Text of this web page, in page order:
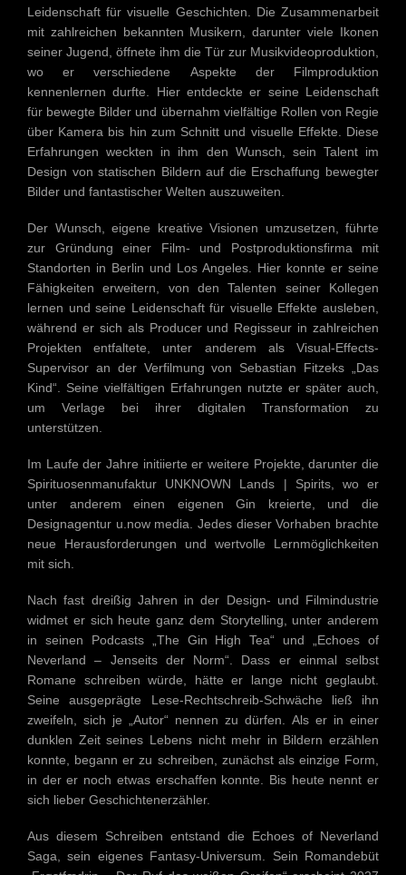
Leidenschaft für visuelle Geschichten. Die Zusammenarbeit
mit zahlreichen bekannten Musikern, darunter viele Ikonen
seiner Jugend, öffnete ihm die Tür zur Musikvideoproduktion,
wo er verschiedene Aspekte der Filmproduktion
kennenlernen durfte. Hier entdeckte er seine Leidenschaft
für bewegte Bilder und übernahm vielfältige Rollen von Regie
über Kamera bis hin zum Schnitt und visuelle Effekte. Diese
Erfahrungen weckten in ihm den Wunsch, sein Talent im
Design von statischen Bildern auf die Erschaffung bewegter
Bilder und fantastischer Welten auszuweiten.
Der Wunsch, eigene kreative Visionen umzusetzen, führte
zur Gründung einer Film- und Postproduktionsfirma mit
Standorten in Berlin und Los Angeles. Hier konnte er seine
Fähigkeiten erweitern, von den Talenten seiner Kollegen
lernen und seine Leidenschaft für visuelle Effekte ausleben,
während er sich als Producer und Regisseur in zahlreichen
Projekten entfaltete, unter anderem als Visual-Effects-
Supervisor an der Verfilmung von Sebastian Fitzeks „Das
Kind“. Seine vielfältigen Erfahrungen nutzte er später auch,
um Verlage bei ihrer digitalen Transformation zu
unterstützen.
Im Laufe der Jahre initiierte er weitere Projekte, darunter die
Spirituosenmanufaktur UNKNOWN Lands | Spirits, wo er
unter anderem einen eigenen Gin kreierte, und die
Designagentur u.now media. Jedes dieser Vorhaben brachte
neue Herausforderungen und wertvolle Lernmöglichkeiten
mit sich.
Nach fast dreißig Jahren in der Design- und Filmindustrie
widmet er sich heute ganz dem Storytelling, unter anderem
in seinen Podcasts „The Gin High Tea“ und „Echoes of
Neverland – Jenseits der Norm“. Dass er einmal selbst
Romane schreiben würde, hätte er lange nicht geglaubt.
Seine ausgeprägte Lese-Rechtschreib-Schwäche ließ ihn
zweifeln, sich je „Autor“ nennen zu dürfen. Als er in einer
dunklen Zeit seines Lebens nicht mehr in Bildern erzählen
konnte, begann er zu schreiben, zunächst als einzige Form,
in der er noch etwas erschaffen konnte. Bis heute nennt er
sich lieber Geschichtenerzähler.
Aus diesem Schreiben entstand die Echoes of Neverland
Saga, sein eigenes Fantasy-Universum. Sein Romandebüt